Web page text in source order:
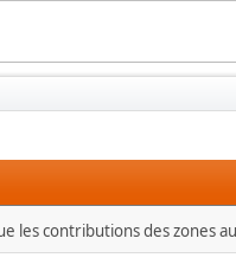
contributions des zones